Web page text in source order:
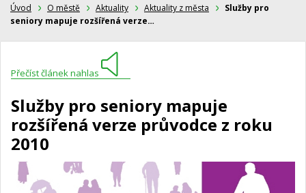
Úvod O městě Aktuality Aktuality z města
Služby pro
seniory mapuje rozšířená verze…
Přečíst článek nahlas
Služby pro seniory mapuje
rozšířená verze průvodce z roku
2010